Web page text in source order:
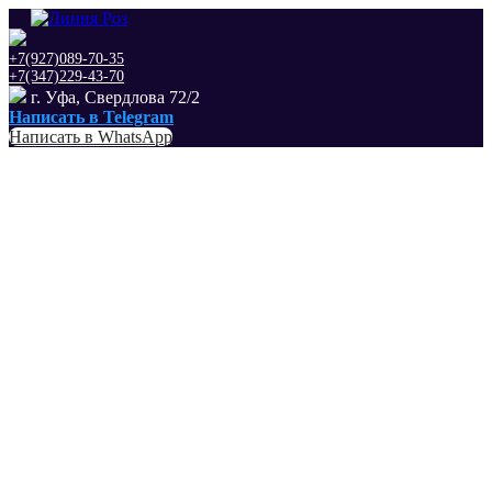
+7(927)089-70-35
+7(347)229-43-70
г. Уфа, Свердлова 72/2
Написать в Telegram
Написать в WhatsApp